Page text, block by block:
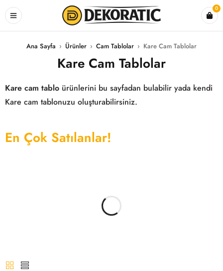
0
Ana Sayfa › Ürünler › Cam Tablolar › Kare Cam Tablolar
Kare Cam Tablolar
Kare cam tablo ürünlerini bu sayfadan bulabilir yada kendi
Kare cam tablonuzu oluşturabilirsiniz.
En Çok Satılanlar!